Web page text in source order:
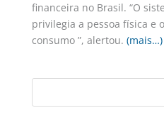
financeira no Brasil. “O
privilegia a pessoa física e
consumo ”, alertou. (mais…)